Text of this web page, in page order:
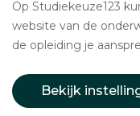
Op Studiekeuze123
website van de
de opleiding je
Bekijk